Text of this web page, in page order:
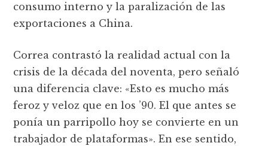
consumo interno y la paralización de las
exportaciones a China.
Correa contrastó la realidad actual con la
crisis de la década del noventa, pero señaló
una diferencia clave: «Esto es mucho más
feroz y veloz que en los ’90. El que antes se
ponía un parripollo hoy se convierte en un
trabajador de plataformas». En ese sentido,